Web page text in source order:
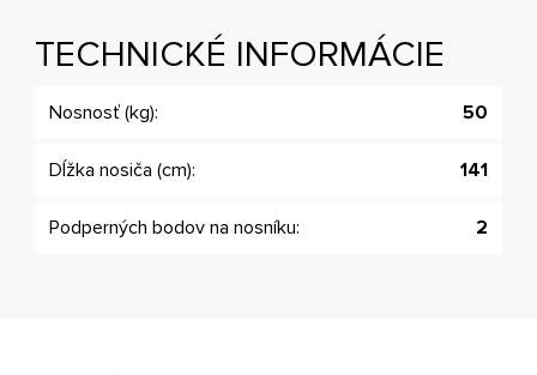
TECHNICKÉ INFORMÁCIE
Nosnosť (kg): 50
Dĺžka nosiča (cm): 141
Podperných bodov na nosníku: 2